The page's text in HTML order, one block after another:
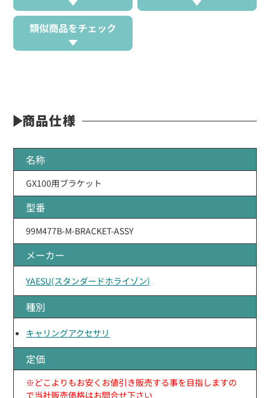
類似商品をチェック
商品仕様
名称
GX100用ブラケット
型番
99M477B-M-BRACKET-ASSY
メーカー
YAESU(スタンダードホライゾン)
種別
キャリングアクセサリ
定価
※どこよりもお安くお値引き販売する事を目指しますの
で当社販売価格はお問合せ下さい